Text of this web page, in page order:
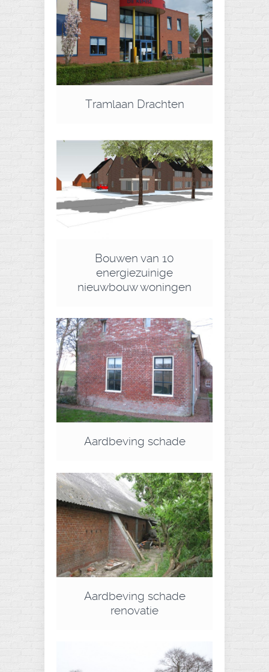
Tramlaan Drachten
Bouwen van 10
energiezuinige
nieuwbouw woningen
Aardbeving schade
Aardbeving schade
renovatie